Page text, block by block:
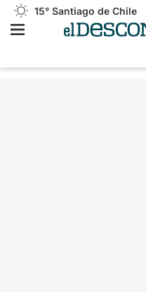
15° Santiago de Chile